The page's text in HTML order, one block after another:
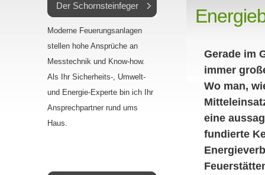
Gerade im
immer
Wo man,
eine
fundierte
Der Schornsteinfeger
Moderne Feuerungsanlagen
stellen hohe Ansprüche an
Messtechnik und Know-how.
Als Ihr Sicherheits-, Umwelt-
und Energie-Experte bin ich Ihr
Ansprechpartner rund ums
Haus.